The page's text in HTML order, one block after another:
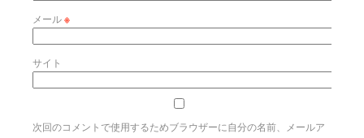
メール※
サイト
次回のコメントで使用するためブラウザーに自分の名前、メールア